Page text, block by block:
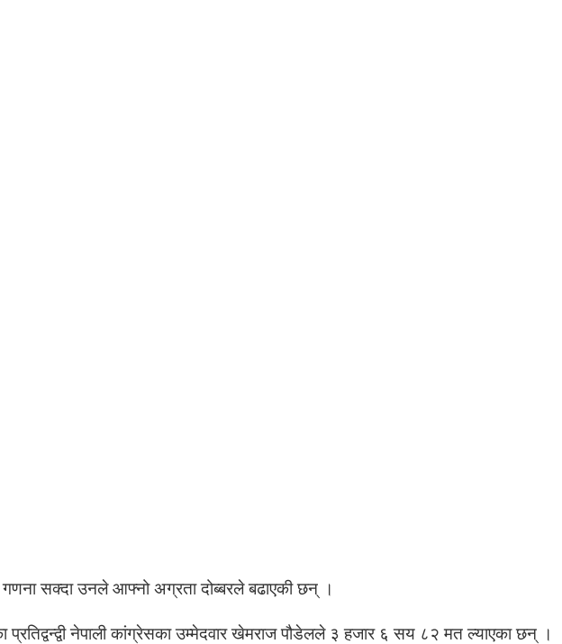
गणना सक्दा उनले आफ्नो अग्रता दोब्बरले बढाएकी छन् ।
नेपाली कांग्रेसका उम्मेदवार खेमराज पौडेलले ३ हजार ६ सय ८२ मत ल्याएका छन् ।